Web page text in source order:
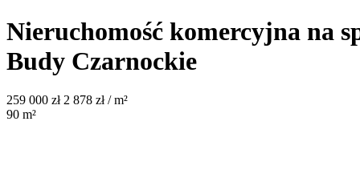
Nieruchomość komercyjna na
Budy Czarnockie
259 000 zł 2 878 zł / m²
90 m²